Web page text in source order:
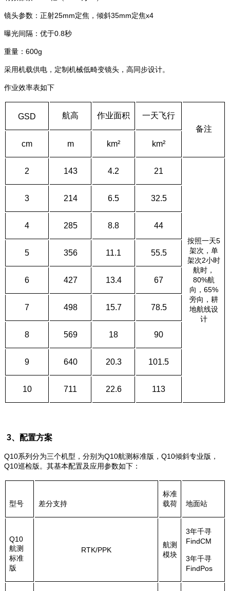
镜头参数：正射25mm定焦，倾斜35mm定焦x4
曝光间隔：优于0.8秒
重量：600g
采用机载供电，定制机械低畸变镜头，高同步设计。
作业效率表如下
GSD 航高 作业面积
一天飞行
备注
cm
m km² km²
2 143 4.2 21
按照一天5
架次，单
架次2小时
航时，
80%航
向，65%
旁向，耕
地航线设
计
3 214 6.5 32.5
4 285 8.8 44
5 356 11.1 55.5
6 427 13.4 67
7 498 15.7 78.5
8 569 18 90
9 640 20.3 101.5
10 711 22.6 113
3、配置方案
Q10系列分为三个机型，分别为Q10航测标准版，Q10倾斜专业版，
Q10巡检版。其基本配置及应用参数如下：
型号 差分支持
标准
载荷
地面站
Q10
航测
标准
版
RTK/PPK
航测
模块
3年千寻
FindCM
3年千寻
FindPos